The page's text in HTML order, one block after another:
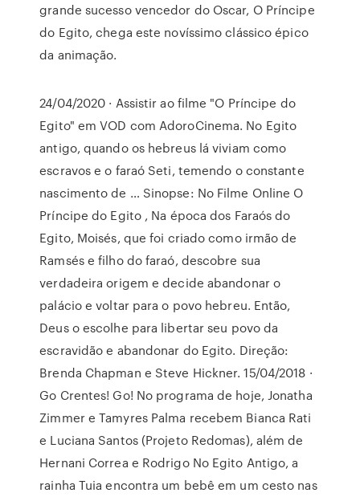
grande sucesso vencedor do Oscar, O Príncipe
do Egito, chega este novíssimo clássico épico
da animação.
24/04/2020 · Assistir ao filme "O Príncipe do
Egito" em VOD com AdoroCinema. No Egito
antigo, quando os hebreus lá viviam como
escravos e o faraó Seti, temendo o constante
nascimento de … Sinopse: No Filme Online O
Príncipe do Egito , Na época dos Faraós do
Egito, Moisés, que foi criado como irmão de
Ramsés e filho do faraó, descobre sua
verdadeira origem e decide abandonar o
palácio e voltar para o povo hebreu. Então,
Deus o escolhe para libertar seu povo da
escravidão e abandonar do Egito. Direção:
Brenda Chapman e Steve Hickner. 15/04/2018 ·
Go Crentes! Go! No programa de hoje, Jonatha
Zimmer e Tamyres Palma recebem Bianca Rati
e Luciana Santos (Projeto Redomas), além de
Hernani Correa e Rodrigo No Egito Antigo, a
rainha Tuia encontra um bebê em um cesto nas